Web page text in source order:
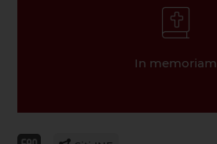
In memoriam